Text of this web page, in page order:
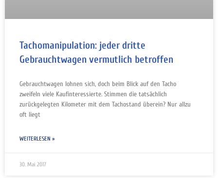
Tachomanipulation: jeder dritte
Gebrauchtwagen vermutlich betroffen
Gebrauchtwagen lohnen sich, doch beim Blick auf den Tacho
zweifeln viele Kaufinteressierte. Stimmen die tatsächlich
zurückgelegten Kilometer mit dem Tachostand überein? Nur allzu
oft liegt
WEITERLESEN »
30. Mai 2017